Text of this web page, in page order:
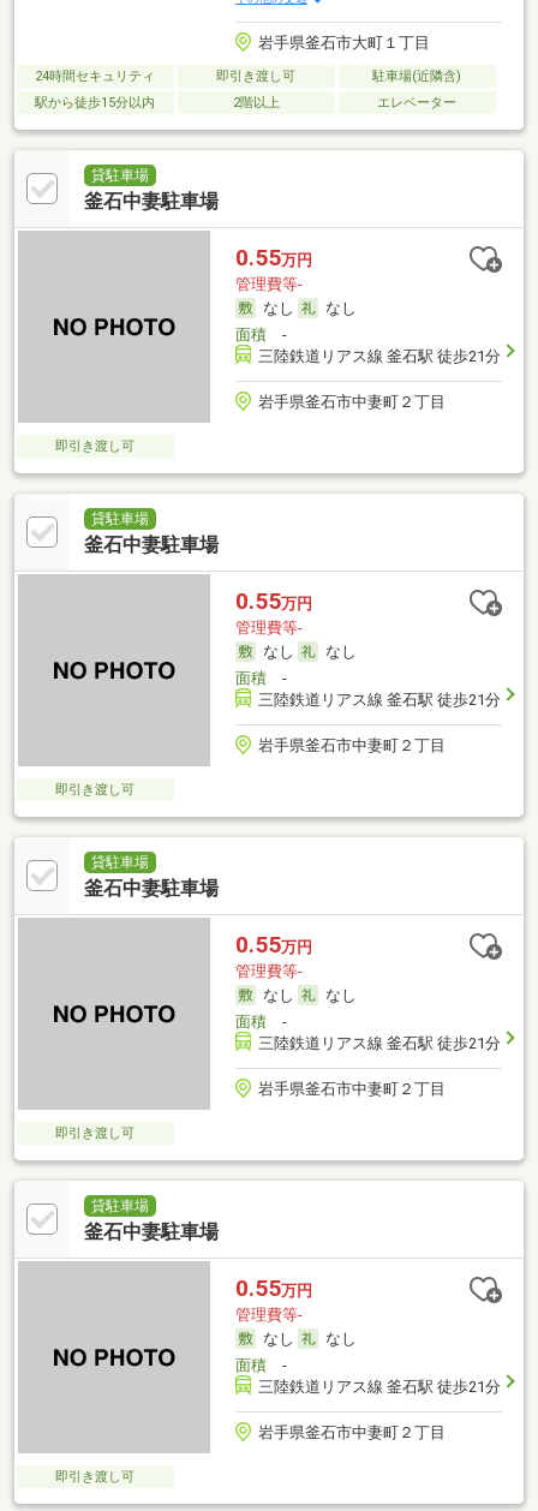
岩手県釜石市大町１丁目
24時間セキュリティ 即引き渡し可
駐車場(近隣含)
駅から徒歩15分以内
2階以上 エレベーター
貸駐車場
釜石中妻駐車場
0.55万円
管理費等-
なし
なし
面積-
三陸鉄道リアス線 釜石駅 徒歩21分
岩手県釜石市中妻町２丁目
即引き渡し可
貸駐車場
釜石中妻駐車場
0.55万円
管理費等-
なし
なし
面積-
三陸鉄道リアス線 釜石駅 徒歩21分
岩手県釜石市中妻町２丁目
即引き渡し可
貸駐車場
釜石中妻駐車場
0.55万円
管理費等-
なし
なし
面積-
三陸鉄道リアス線 釜石駅 徒歩21分
岩手県釜石市中妻町２丁目
即引き渡し可
貸駐車場
釜石中妻駐車場
0.55万円
管理費等-
なし
なし
面積-
三陸鉄道リアス線 釜石駅 徒歩21分
岩手県釜石市中妻町２丁目
即引き渡し可